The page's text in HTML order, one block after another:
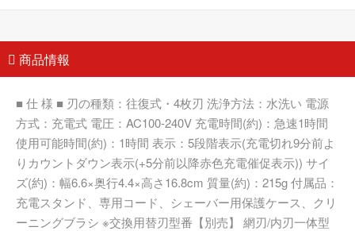
商品情報
■ 仕 様 ■ 刃の種類：往復式・4枚刃 洗浄方法：水洗い 電源
方式：充電式 電圧：AC100-240V 充電時間(約)：急速1時間
使用可能時間(約)：1時間 表示：5段階表示(充電切れ9分前よ
りカウントダウン表示(+5分前以降赤色充電催促表示)) サイ
ズ(約)：幅6.6×奥行4.4×高さ16.8cm 質量(約)：215g 付属品：
充電スタンド、専用コード、シェーバー用保護ケース、クリ
ーニングブラシ ※交換用替刃型番【別売】 網刃/内刃一体型